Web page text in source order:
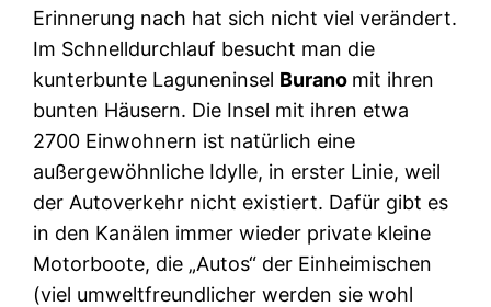
Erinnerung nach hat sich nicht viel verändert.
Im Schnelldurchlauf besucht man die
kunterbunte Laguneninsel Burano mit ihren
bunten Häusern. Die Insel mit ihren etwa
2700 Einwohnern ist natürlich eine
außergewöhnliche Idylle, in erster Linie, weil
der Autoverkehr nicht existiert. Dafür gibt es
in den Kanälen immer wieder private kleine
Motorboote, die „Autos“ der Einheimischen
(viel umweltfreundlicher werden sie wohl